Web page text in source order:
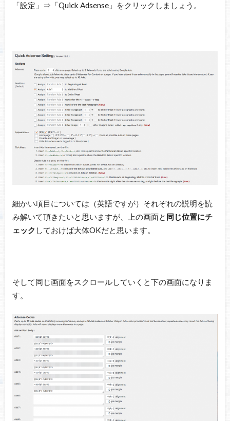
「設定」⇒「Quick Adsense」をクリックしましょう。
細かい項目については（英語ですが）それぞれの説明を読
み解いて頂きたいと思いますが、上の画面と 同じ位置にチ
ェック しておけば大体OKだと思います。
そして同じ画面をスクロールしていくと下の画面になりま
す。